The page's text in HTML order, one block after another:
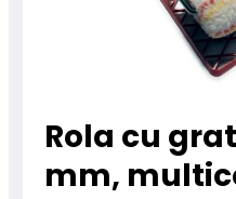
Rola cu
mm,